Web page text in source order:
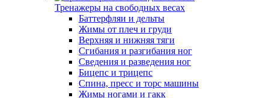
Тренажеры на свободных весах
Баттерфляи и дельты
Жимы от плеч и груди
Верхняя и нижняя тяги
Сгибания и разгибания ног
Сведения и разведения ног
Бицепс и трицепс
Спина, пресс и торс машины
Жимы ногами и гакк